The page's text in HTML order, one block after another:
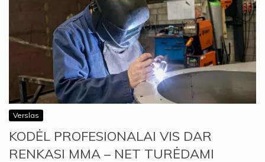
Verslas
KODĖL PROFESIONALAI VIS DAR
RENKASI MMA – NET TURĖDAMI